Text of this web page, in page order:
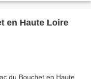
en Haute Loire